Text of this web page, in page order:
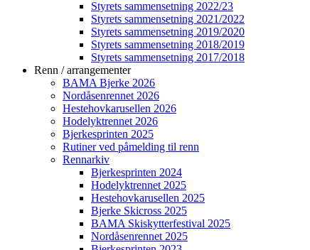
Styrets sammensetning 2022/23
Styrets sammensetning 2021/2022
Styrets sammensetning 2019/2020
Styrets sammensetning 2018/2019
Styrets sammensetning 2017/2018
Renn / arrangementer
BAMA Bjerke 2026
Nordåsenrennet 2026
Hestehovkarusellen 2026
Hodelyktrennet 2026
Bjerkesprinten 2025
Rutiner ved påmelding til renn
Rennarkiv
Bjerkesprinten 2024
Hodelyktrennet 2025
Hestehovkarusellen 2025
Bjerke Skicross 2025
BAMA Skiskytterfestival 2025
Nordåsenrennet 2025